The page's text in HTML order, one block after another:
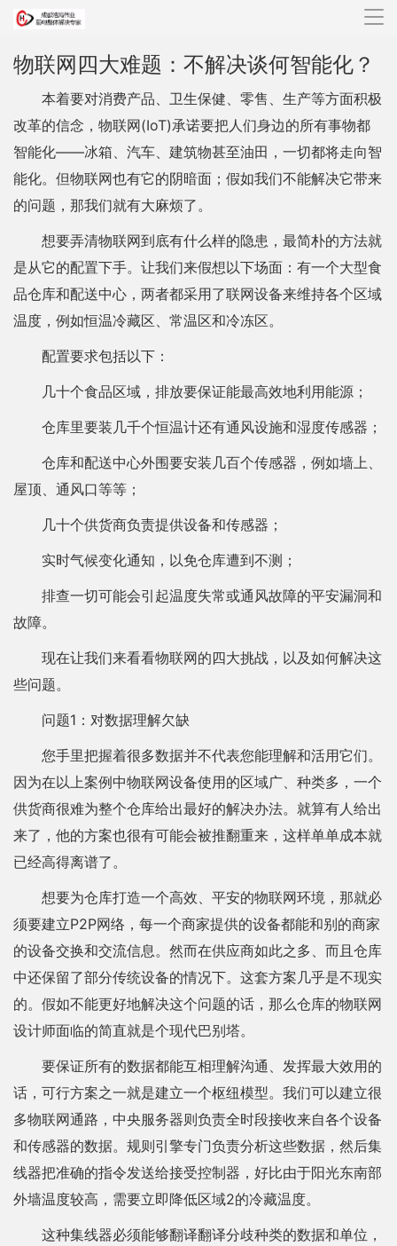
导
物联网四大难题：不解决谈何智能化？
本着要对消费产品、卫生保健、零售、生产等方面积极
改革的信念，物联网(IoT)承诺要把人们身边的所有事物都
智能化——冰箱、汽车、建筑物甚至油田，一切都将走向智
能化。但物联网也有它的阴暗面；假如我们不能解决它带来
的问题，那我们就有大麻烦了。
想要弄清物联网到底有什么样的隐患，最简朴的方法就
是从它的配置下手。让我们来假想以下场面：有一个大型食
品仓库和配送中心，两者都采用了联网设备来维持各个区域
温度，例如恒温冷藏区、常温区和冷冻区。
配置要求包括以下：
几十个食品区域，排放要保证能最高效地利用能源；
仓库里要装几千个恒温计还有通风设施和湿度传感器；
仓库和配送中心外围要安装几百个传感器，例如墙上、
屋顶、通风口等等；
几十个供货商负责提供设备和传感器；
实时气候变化通知，以免仓库遭到不测；
排查一切可能会引起温度失常或通风故障的平安漏洞和
故障。
现在让我们来看看物联网的四大挑战，以及如何解决这
些问题。
问题1：对数据理解欠缺
您手里把握着很多数据并不代表您能理解和活用它们。
因为在以上案例中物联网设备使用的区域广、种类多，一个
供货商很难为整个仓库给出最好的解决办法。就算有人给出
来了，他的方案也很有可能会被推翻重来，这样单单成本就
已经高得离谱了。
想要为仓库打造一个高效、平安的物联网环境，那就必
须要建立P2P网络，每一个商家提供的设备都能和别的商家
的设备交换和交流信息。然而在供应商如此之多、而且仓库
中还保留了部分传统设备的情况下。这套方案几乎是不现实
的。假如不能更好地解决这个问题的话，那么仓库的物联网
设计师面临的简直就是个现代巴别塔。
要保证所有的数据都能互相理解沟通、发挥最大效用的
话，可行方案之一就是建立一个枢纽模型。我们可以建立很
多物联网通路，中央服务器则负责全时段接收来自各个设备
和传感器的数据。规则引擎专门负责分析这些数据，然后集
线器把准确的指令发送给接受控制器，好比由于阳光东南部
外墙温度较高，需要立即降低区域2的冷藏温度。
这种集线器必须能够翻译翻译分歧种类的数据和单位，